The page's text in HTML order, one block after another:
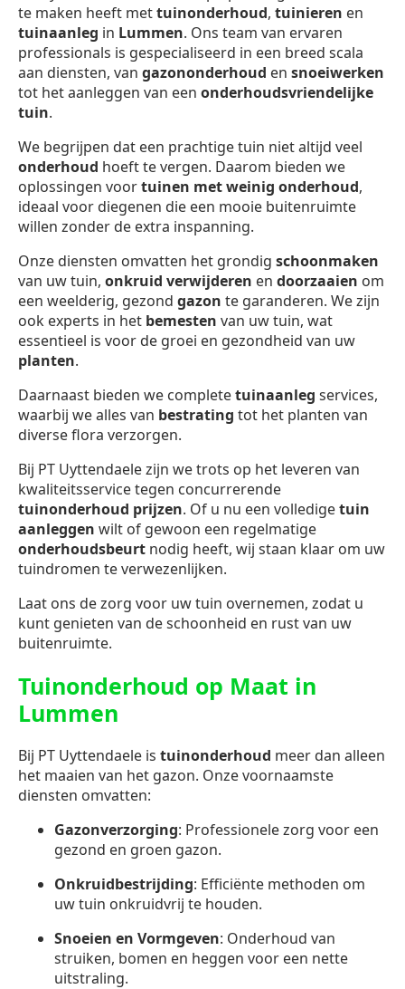
te maken heeft mettuinonderhoud, tuinieren en
tuinaanleg in Lummen. Ons team van ervaren
professionals is gespecialiseerd in een breed scala
aan diensten, van gazononderhoud en snoeiwerken
tot het aanleggen van een onderhoudsvriendelijke
tuin.
We begrijpen dat een prachtige tuin niet altijd veel
onderhoud hoeft te vergen. Daarom bieden we
oplossingen voortuinen met weinig onderhoud,
ideaal voor diegenen die een mooie buitenruimte
willen zonder de extra inspanning.
Onze diensten omvatten het grondig schoonmaken
van uw tuin, onkruid verwijderen en doorzaaien om
een weelderig, gezond gazon te garanderen. We zijn
ook experts in het bemesten van uw tuin, wat
essentieel is voor de groei en gezondheid van uw
planten.
Daarnaast bieden we completetuinaanleg services,
waarbij we alles van bestrating tot het planten van
diverse flora verzorgen.
Bij PT Uyttendaele zijn we trots op het leveren van
kwaliteitsservice tegen concurrerende
tuinonderhoud prijzen. Of u nu een volledigetuin
aanleggen wilt of gewoon een regelmatige
onderhoudsbeurt nodig heeft, wij staan klaar om uw
tuindromen te verwezenlijken.
Laat ons de zorg voor uw tuin overnemen, zodat u
kunt genieten van de schoonheid en rust van uw
buitenruimte.
Tuinonderhoud op Maat in
Lummen
Bij PT Uyttendaele is tuinonderhoud meer dan alleen
het maaien van het gazon. Onze voornaamste
diensten omvatten:
Gazonverzorging: Professionele zorg voor een
gezond en groen gazon.
Onkruidbestrijding: Efficiënte methoden om
uw tuin onkruidvrij te houden.
Snoeien en Vormgeven: Onderhoud van
struiken, bomen en heggen voor een nette
uitstraling.